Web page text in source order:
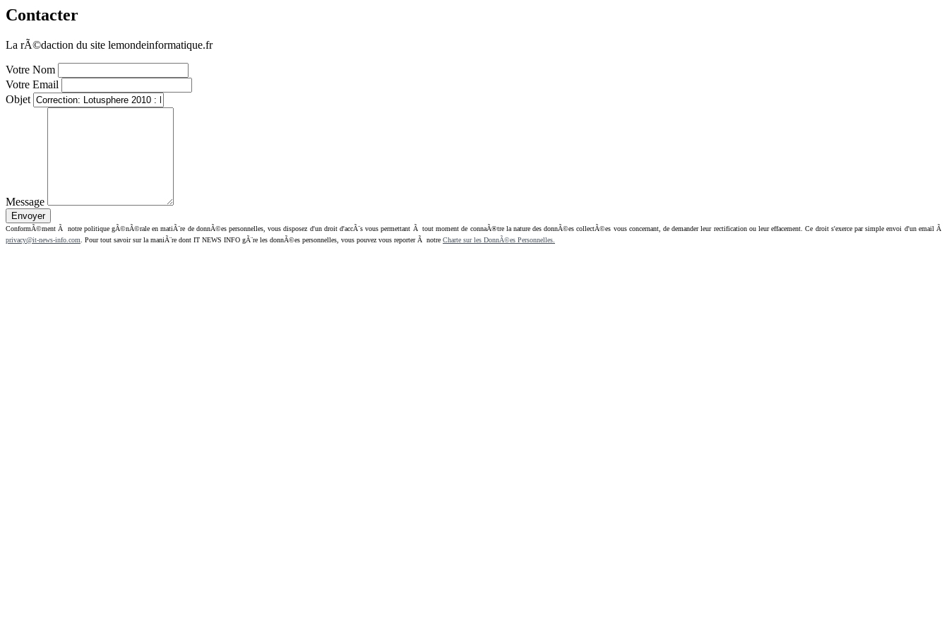
Contacter
La rÃ©daction du site lemondeinformatique.fr
Votre Nom
Votre Email
Objet
Message
ConformÃ©ment Ã notre politique gÃ©nÃ©rale en matiÃ¨re de donnÃ©es personnelles, vous disposez d'un droit d'accÃ¨s vous permettant Ã tout moment de connaÃ®tre la nature des donnÃ©es collectÃ©es vous concernant, de demander leur rectification ou leur effacement. Ce droit s'exerce par simple envoi d'un email Ã
privacy@it-news-info.com . Pour tout savoir sur la maniÃ¨re dont IT NEWS INFO gÃ¨re les donnÃ©es personnelles, vous pouvez vous reporter Ã notre Charte sur les DonnÃ©es Personnelles.